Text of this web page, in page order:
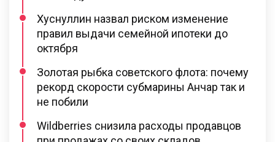
Хуснуллин назвал риском изменение
правил выдачи семейной ипотеки до
октября
Золотая рыбка советского флота: почему
рекорд скорости субмарины Анчар так и
не побили
Wildberries снизила расходы продавцов